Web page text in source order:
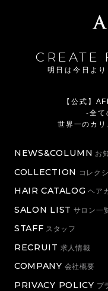
CREATE
明日は今日よ
【公式】
-全て
世界一のカ
NEWS&COLUMN お
COLLECTION コレク
HAIR CATALOG ヘア
SALON LIST サロン一
STAFF スタッフ
RECRUIT 求人情報
COMPANY 会社概要
PRIVACY POLICY プ